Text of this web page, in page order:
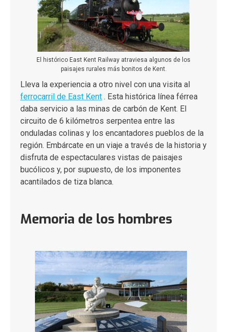
El histórico East Kent Railway atraviesa algunos de los
paisajes rurales más bonitos de Kent.
Lleva la experiencia a otro nivel con una visita al
ferrocarril de East Kent . Esta histórica línea férrea
daba servicio a las minas de carbón de Kent. El
circuito de 6 kilómetros serpentea entre las
onduladas colinas y los encantadores pueblos de la
región. Embárcate en un viaje a través de la historia y
disfruta de espectaculares vistas de paisajes
bucólicos y, por supuesto, de los imponentes
acantilados de tiza blanca.
Memoria de los hombres